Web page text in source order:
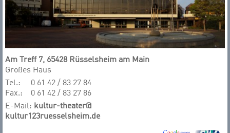
Am Treff 7, 65428 Rüsselsheim am Main
Großes Haus
Tel.:
0 61 42 / 83 27 84
Fax.:
0 61 42 / 83 27 86
E-Mail: kultur-theater@
kultur123ruesselsheim.de